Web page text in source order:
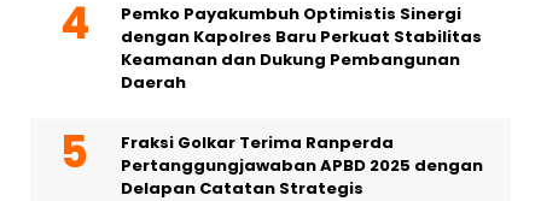
Pemko Payakumbuh Optimistis Sinergi
dengan Kapolres Baru Perkuat Stabilitas
Keamanan dan Dukung Pembangunan
Daerah
Fraksi Golkar Terima Ranperda
Pertanggungjawaban APBD 2025 dengan
Delapan Catatan Strategis